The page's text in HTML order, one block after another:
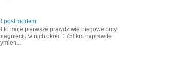
post mortem
to moje pierwsze prawdziwie biegowe buty.
w nich około 1750km naprawdę